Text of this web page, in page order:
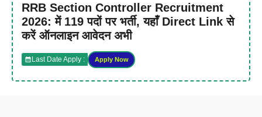
RRB Section Controller Recruitment
2026: में 119 पदों पर भर्ती, यहाँ Direct Link से
करें ऑनलाइन आवेदन अभी
Last Date Apply : Apply Now